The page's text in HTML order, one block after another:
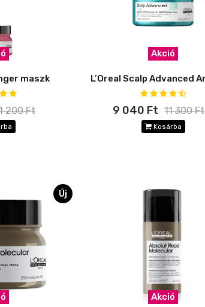
maszk
200 Ft
Akció
9 040 Ft 11 300 Ft
Kosárba
Új
Akció